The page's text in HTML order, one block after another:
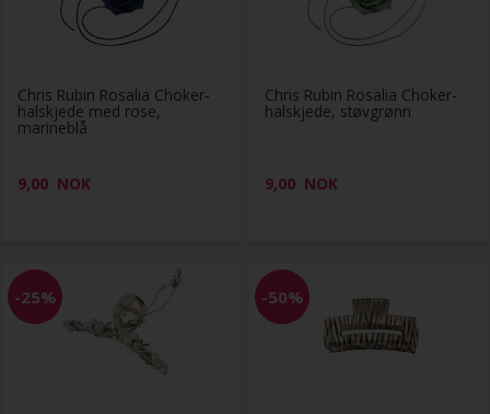
Chris Rubin Rosalia Choker-
halskjede med rose,
marineblå
9,00 NOK
Chris Rubin Rosalia Choker-
halskjede, støvgrønn
9,00 NOK
-25% -50%